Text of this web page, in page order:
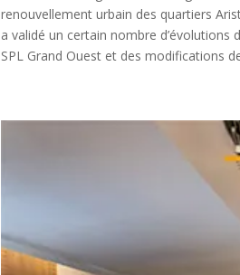
renouvellement urbain des quartiers
a validé un certain nombre
SPL Grand Ouest et des modifications